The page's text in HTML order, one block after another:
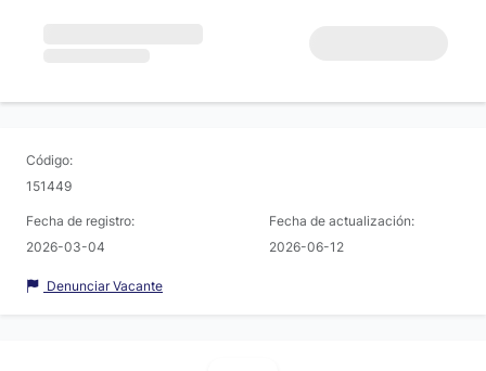
Código:
151449
Fecha de registro:
2026-03-04
Fecha de actualización:
2026-06-12
Denunciar Vacante